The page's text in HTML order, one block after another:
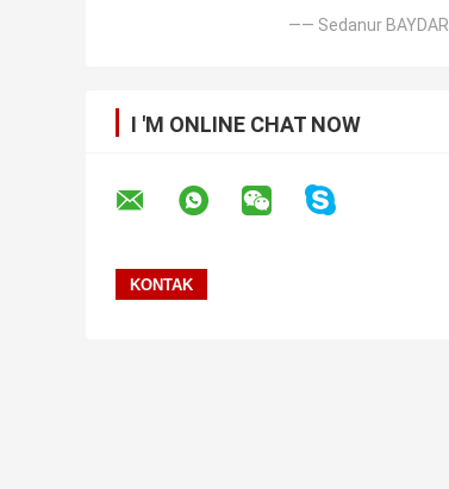
—— Sedanur BAYDAR
I 'M ONLINE CHAT NOW